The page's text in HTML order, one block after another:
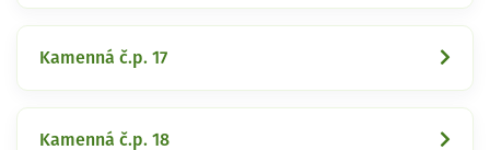
Kamenná č.p. 17
Kamenná č.p. 18